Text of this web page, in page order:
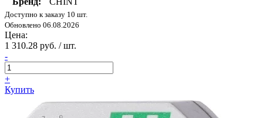
Доступно к заказу 10 шт.
Обновлено 06.08.2026
Цена:
1 310.28 руб. / шт.
-
+
Купить